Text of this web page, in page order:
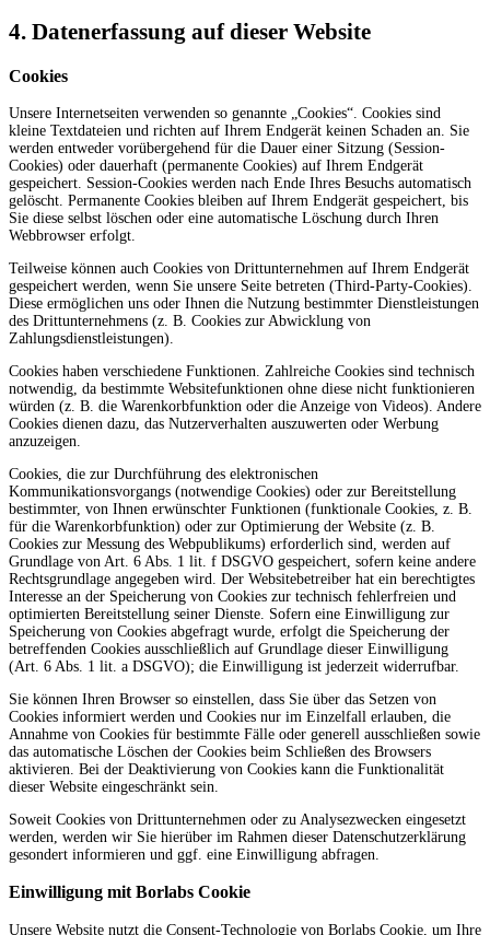
4. Datenerfassung auf dieser Website
Cookies
Unsere Internetseiten verwenden so genannte „Cookies“. Cookies sind
kleine Textdateien und richten auf Ihrem Endgerät keinen Schaden an. Sie
werden entweder vorübergehend für die Dauer einer Sitzung (Session-
Cookies) oder dauerhaft (permanente Cookies) auf Ihrem Endgerät
gespeichert. Session-Cookies werden nach Ende Ihres Besuchs automatisch
gelöscht. Permanente Cookies bleiben auf Ihrem Endgerät gespeichert, bis
Sie diese selbst löschen oder eine automatische Löschung durch Ihren
Webbrowser erfolgt.
Teilweise können auch Cookies von Drittunternehmen auf Ihrem Endgerät
gespeichert werden, wenn Sie unsere Seite betreten (Third-Party-Cookies).
Diese ermöglichen uns oder Ihnen die Nutzung bestimmter Dienstleistungen
des Drittunternehmens (z. B. Cookies zur Abwicklung von
Zahlungsdienstleistungen).
Cookies haben verschiedene Funktionen. Zahlreiche Cookies sind technisch
notwendig, da bestimmte Websitefunktionen ohne diese nicht funktionieren
würden (z. B. die Warenkorbfunktion oder die Anzeige von Videos). Andere
Cookies dienen dazu, das Nutzerverhalten auszuwerten oder Werbung
anzuzeigen.
Cookies, die zur Durchführung des elektronischen
Kommunikationsvorgangs (notwendige Cookies) oder zur Bereitstellung
bestimmter, von Ihnen erwünschter Funktionen (funktionale Cookies, z. B.
für die Warenkorbfunktion) oder zur Optimierung der Website (z. B.
Cookies zur Messung des Webpublikums) erforderlich sind, werden auf
Grundlage von Art. 6 Abs. 1 lit. f DSGVO gespeichert, sofern keine andere
Rechtsgrundlage angegeben wird. Der Websitebetreiber hat ein berechtigtes
Interesse an der Speicherung von Cookies zur technisch fehlerfreien und
optimierten Bereitstellung seiner Dienste. Sofern eine Einwilligung zur
Speicherung von Cookies abgefragt wurde, erfolgt die Speicherung der
betreffenden Cookies ausschließlich auf Grundlage dieser Einwilligung
(Art. 6 Abs. 1 lit. a DSGVO); die Einwilligung ist jederzeit widerrufbar.
Sie können Ihren Browser so einstellen, dass Sie über das Setzen von
Cookies informiert werden und Cookies nur im Einzelfall erlauben, die
Annahme von Cookies für bestimmte Fälle oder generell ausschließen sowie
das automatische Löschen der Cookies beim Schließen des Browsers
aktivieren. Bei der Deaktivierung von Cookies kann die Funktionalität
dieser Website eingeschränkt sein.
Soweit Cookies von Drittunternehmen oder zu Analysezwecken eingesetzt
werden, werden wir Sie hierüber im Rahmen dieser Datenschutzerklärung
gesondert informieren und ggf. eine Einwilligung abfragen.
Einwilligung mit Borlabs Cookie
Unsere Website nutzt die Consent-Technologie von Borlabs Cookie, um Ihre